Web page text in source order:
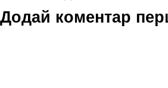
Додай коментар